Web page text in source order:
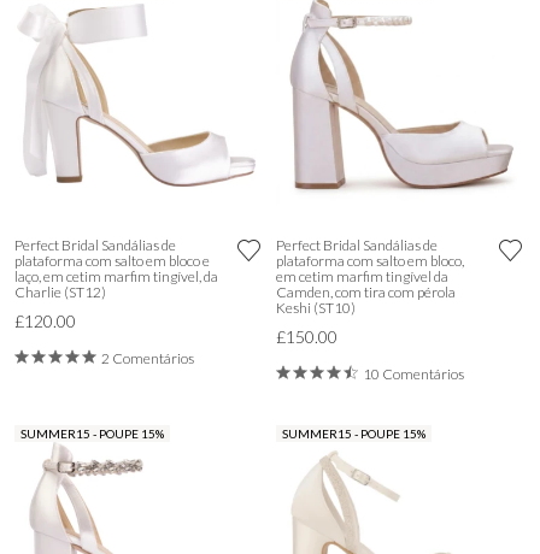
Perfect Bridal Sandálias de
plataforma com salto em bloco e
laço, em cetim marfim tingível, da
Charlie (ST12)
£120.00
2 Comentários
Perfect Bridal Sandálias de
plataforma com salto em bloco,
em cetim marfim tingível da
Camden, com tira com pérola
Keshi (ST10)
£150.00
10 Comentários
SUMMER15 - POUPE 15% SUMMER15 - POUPE 15%